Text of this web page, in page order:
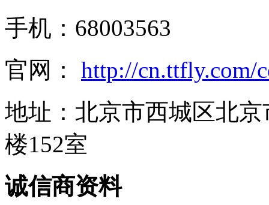
手机：68003563
官网： http://cn.ttfly.com/
地址：北京市西城区北
楼152室
诚信商资料